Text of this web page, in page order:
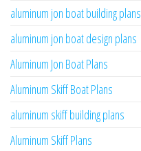
aluminum jon boat building plans
aluminum jon boat design plans
Aluminum Jon Boat Plans
Aluminum Skiff Boat Plans
aluminum skiff building plans
Aluminum Skiff Plans